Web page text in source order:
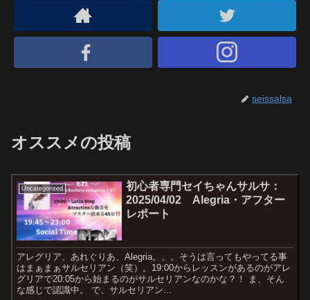
seissalsa
オススメの投稿
Uncategorized
初心者専門セイちゃんサルサ：
2025/04/02 Alegria・アフター
レポート
アレグリア、あれぐりあ、Alegria。。。そうは言ってもやってる事
はまぁまぁサルセリアン（笑）。19:00からレッスンがあるのがアレ
グリアで20:05から始まるのがサルセリアンなのかな？！ ま、そん
な感じで認識中。 で、サルセリアン...